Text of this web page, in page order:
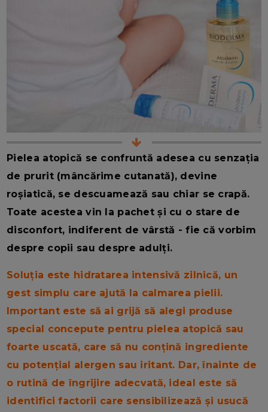
Pielea atopică se confruntă adesea cu senzația
de prurit (mâncărime cutanată), devine
roșiatică, se descuamează sau chiar se crapă.
Toate acestea vin la pachet și cu o stare de
disconfort, indiferent de vârstă - fie că vorbim
despre copii sau despre adulți.
Soluția este hidratarea intensivă zilnică, un
gest simplu care ajută la calmarea pielii.
Important este să ai grijă să alegi produse
special concepute pentru pielea atopică sau
foarte uscată, care să nu conțină ingrediente
cu potențial alergen sau iritant. Dar, înainte de
o rutină de îngrijire adecvată, ideal este să
identifici factorii care sensibilizează și usucă